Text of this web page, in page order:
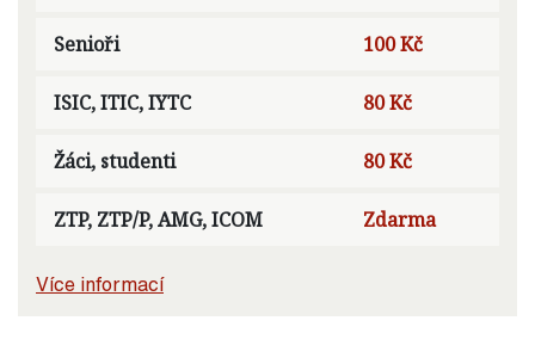
Senioři 100 Kč
ISIC, ITIC, IYTC 80 Kč
Žáci, studenti 80 Kč
ZTP, ZTP/P, AMG, ICOM Zdarma
Více informací